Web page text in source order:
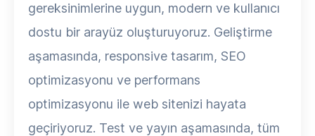
gereksinimlerine uygun, modern ve kullanıcı
dostu bir arayüz oluşturuyoruz. Geliştirme
aşamasında, responsive tasarım, SEO
optimizasyonu ve performans
optimizasyonu ile web sitenizi hayata
geçiriyoruz. Test ve yayın aşamasında, tüm